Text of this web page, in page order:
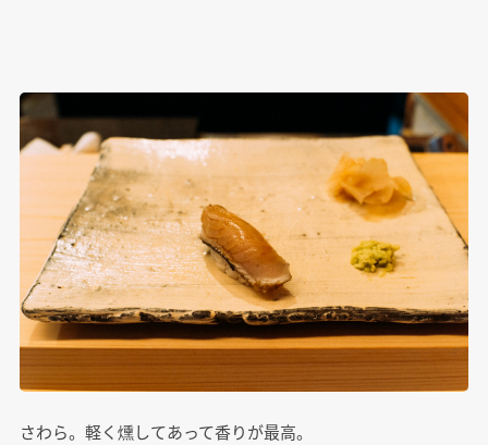
さわら。軽く燻してあって香りが最高。